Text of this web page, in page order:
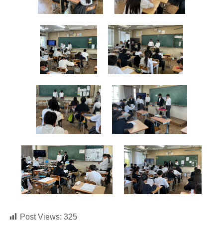
Post Views: 325